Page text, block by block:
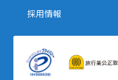
採用情報